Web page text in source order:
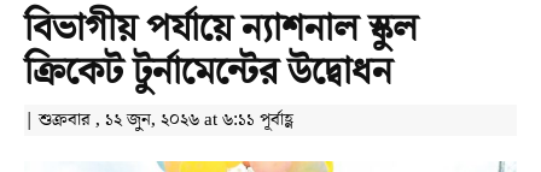
বিভাগীয় পর্যায়ে ন্যাশনাল স্কুল
ক্রিকেট টুর্নামেন্টের উদ্বোধন
| শুক্রবার , ১২ জুন, ২০২৬ at ৬:১১ পূর্বাহ্ণ